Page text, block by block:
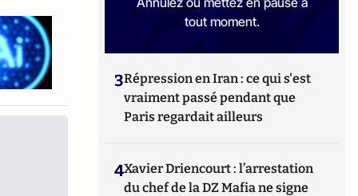
tout moment.
3Répression en Iran : ce qui s'est
vraiment passé pendant que
Paris regardait ailleurs
4Xavier Driencourt : l’arrestation
du chef de la DZ Mafia ne signe